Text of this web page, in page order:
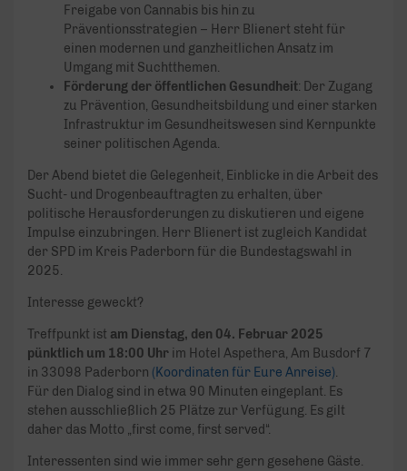
Freigabe von Cannabis bis hin zu
Präventionsstrategien – Herr Blienert steht für
einen modernen und ganzheitlichen Ansatz im
Umgang mit Suchtthemen.
Förderung der öffentlichen Gesundheit: Der Zugang
zu Prävention, Gesundheitsbildung und einer starken
Infrastruktur im Gesundheitswesen sind Kernpunkte
seiner politischen Agenda.
Der Abend bietet die Gelegenheit, Einblicke in die Arbeit des
Sucht- und Drogenbeauftragten zu erhalten, über
politische Herausforderungen zu diskutieren und eigene
Impulse einzubringen. Herr Blienert ist zugleich Kandidat
der SPD im Kreis Paderborn für die Bundestagswahl in
2025.
Interesse geweckt?
Treffpunkt ist am Dienstag, den 04. Februar 2025
pünktlich um 18:00 Uhr im Hotel Aspethera, Am Busdorf 7
in 33098 Paderborn (Koordinaten für Eure Anreise).
Für den Dialog sind in etwa 90 Minuten eingeplant. Es
stehen ausschließlich 25 Plätze zur Verfügung. Es gilt
daher das Motto „first come, first served“.
Interessenten sind wie immer sehr gern gesehene Gäste.